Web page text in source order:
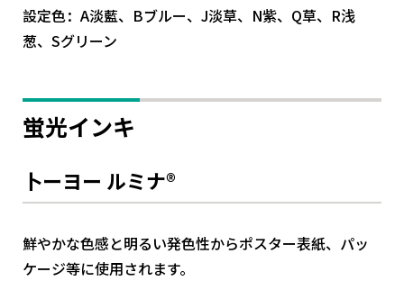
設定色：A淡藍、Bブルー、J淡草、N紫、Q草、R浅
葱、Sグリーン
蛍光インキ
卜ーヨー ルミナ®
鮮やかな色感と明るい発色性からポスター表紙、パッ
ケージ等に使用されます。